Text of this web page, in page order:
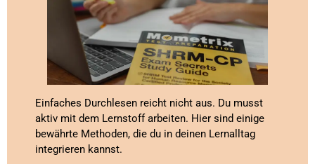
Einfaches Durchlesen reicht nicht aus. Du musst
aktiv mit dem Lernstoff arbeiten. Hier sind einige
bewährte Methoden, die du in deinen Lernalltag
integrieren kannst.